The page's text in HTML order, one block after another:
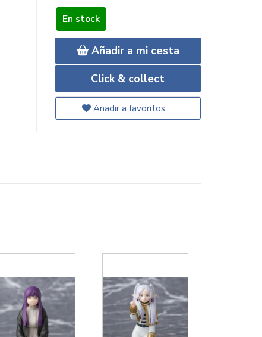
En stock
Añadir a mi cesta
Click & collect
Añadir a favoritos